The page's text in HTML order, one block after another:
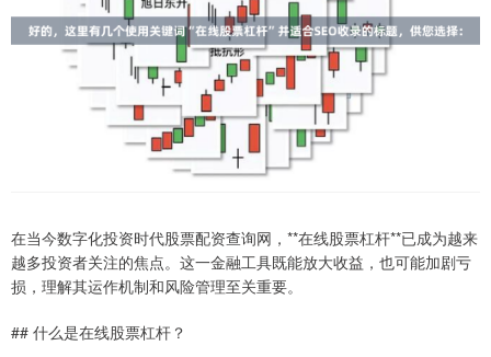
在当今数字化投资时代股票配资查询网，**在线股票杠杆**已成为越来
越多投资者关注的焦点。这一金融工具既能放大收益，也可能加剧亏
损，理解其运作机制和风险管理至关重要。
## 什么是在线股票杠杆？